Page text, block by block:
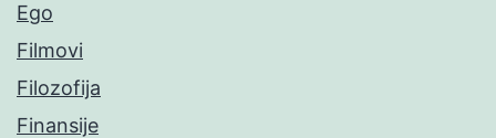
Ego
Filmovi
Filozofija
Finansije